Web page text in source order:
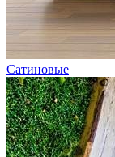
Сатиновые